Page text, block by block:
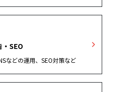
・SEO
などの運用、SEO対策など